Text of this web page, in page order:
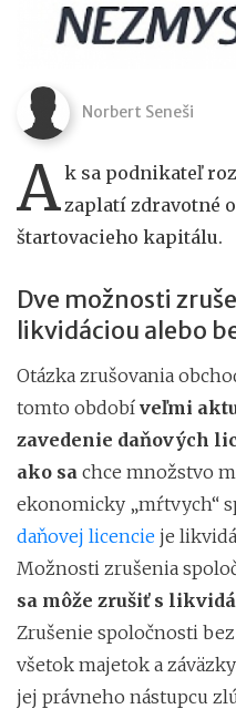
Norbert Seneši
Ak sa podnikateľ
zaplatí zdravotné
štartovacieho kapitálu.
Dve možnosti
likvidáciou alebo
Otázka zrušovania
tomto období veľmi
zavedenie daňových
ako sa chce množstvo
ekonomicky „mŕtvych“
daňovej licencie je
Možnosti zrušenia
sa môže zrušiť s
Zrušenie spoločnosti
všetok majetok a
jej právneho nástupcu